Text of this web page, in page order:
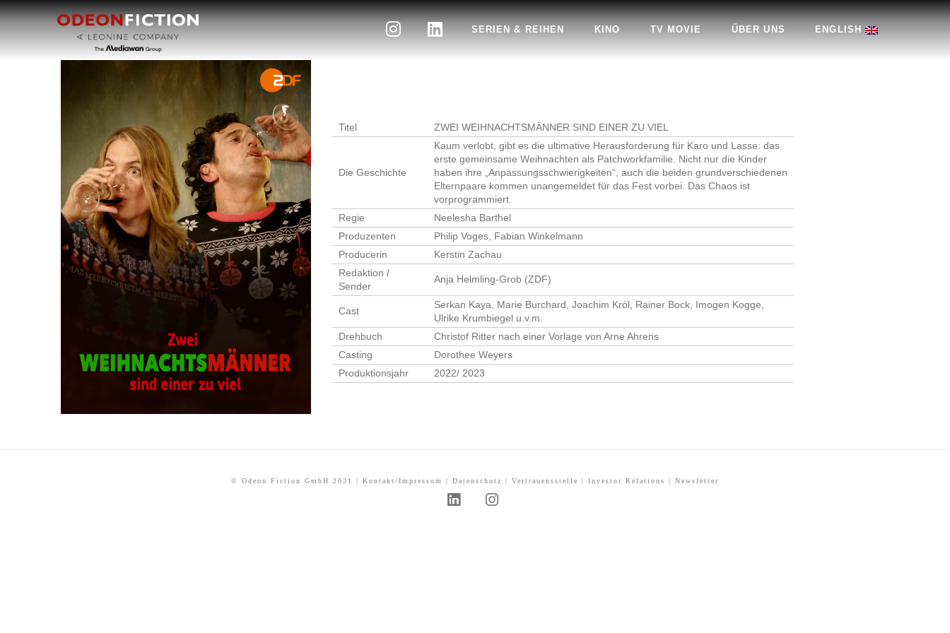
SERIEN & REIHEN KINO TV MOVIE ÜBER UNS ENGLISH
Titel ZWEI WEIHNACHTSMÄNNER SIND EINER ZU VIEL
Die Geschichte
Kaum verlobt, gibt es die ultimative Herausforderung für Karo und Lasse: das
erste gemeinsame Weihnachten als Patchworkfamilie. Nicht nur die Kinder
haben ihre „Anpassungsschwierigkeiten“, auch die beiden grundverschiedenen
Elternpaare kommen unangemeldet für das Fest vorbei. Das Chaos ist
vorprogrammiert.
Regie
Neelesha Barthel
Produzenten
Philip Voges, Fabian Winkelmann
Producerin
Kerstin Zachau
Redaktion /
Sender
Anja Helmling-Grob (ZDF)
Cast
Serkan Kaya, Marie Burchard, Joachim Król, Rainer Bock, Imogen Kogge,
Ulrike Krumbiegel u.v.m.
Drehbuch
Christof Ritter nach einer Vorlage von Arne Ahrens
Casting
Dorothee Weyers
Produktionsjahr
2022/ 2023
© Odeon Fiction GmbH 2021 | Kontakt/Impressum | Datenschutz | Vertrauensstelle | Investor Relations | Newsletter